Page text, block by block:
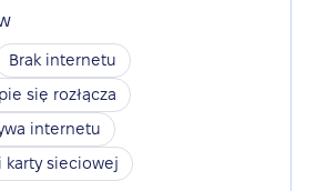
Brak internetu
się rozłącza
internetu
karty sieciowej